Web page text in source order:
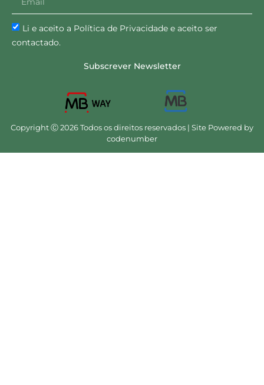
Li e aceito a Política de Privacidade e aceito ser
contactado.
Subscrever Newsletter
Copyright Ⓒ 2026 Todos os direitos reservados | Site Powered by
codenumber